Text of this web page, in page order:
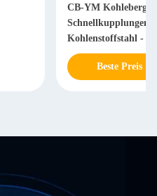
CB-YM
Schnellkupplungen
Kohlenstoffstahl -
Beste Preis